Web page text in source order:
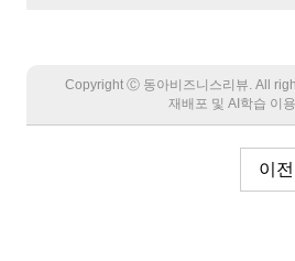
Copyright Ⓒ 동아비즈니스리뷰. All
재배포 및 AI학습 이
이전